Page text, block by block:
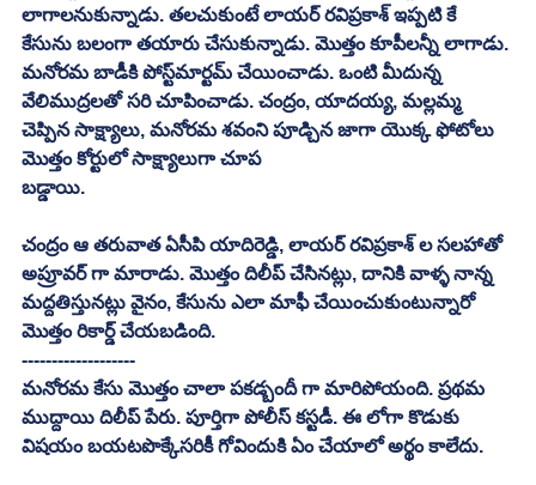
లాగాలనుకున్నాడు. తలచుకుంటే లాయర్‌ రవిప్రకాశ్‌ ఇప్పటి కే
కేసును బలంగా తయారు చేసుకున్నాడు. మొత్తం కూపీలన్నీ లాగాడు.
మనోరమ బాడీకి పోస్ట్‌మార్టమ్ చేయించాడు. ఒంటి మీదున్న
వేలిముద్రలతో సరి చూపించాడు. చంద్రం, యాదయ్య, మల్లమ్మ
చెప్పిన సాక్ష్యాలు, మనోరమ శవంని పూడ్చిన జాగా యొక్క ఫోటోలు
మొత్తం కోర్టులో సాక్ష్యాలుగా చూప
బడ్డాయి.
చంద్రం ఆ తరువాత ఏసీపి యాదిరెడ్డి, లాయర్‌ రవిప్రకాశ్‌ ల సలహాతో
అప్రూవర్‌ గా మారాడు. మొత్తం దిలీప్‌ చేసినట్లు, దానికి వాళ్ళ నాన్న
మద్దతిస్తునట్లు వైనం, కేసును ఎలా మాఫీ చేయించుకుంటున్నారో
మొత్తం రికార్డ్‌ చేయబడింది.
-------------------
మనోరమ కేసు మొత్తం చాలా పకడ్బందీ గా మారిపోయంది. ప్రథమ
ముద్దాయి దిలీప్‌ పేరు. పూర్తిగా పోలీస్‌ కస్టడీ. ఈ లోగా కొడుకు
విషయం బయటపొక్కేసరికీ గోవిందుకి ఏం చేయాలో అర్థం కాలేదు.